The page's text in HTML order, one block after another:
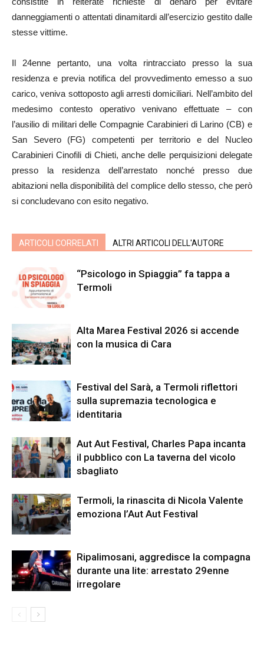
danneggiamenti o attentati dinamitardi all’esercizio gestito dalle
stesse vittime.
Il 24enne pertanto, una volta rintracciato presso la sua
residenza e previa notifica del provvedimento emesso a suo
carico, veniva sottoposto agli arresti domiciliari. Nell’ambito del
medesimo contesto operativo venivano effettuate – con
l’ausilio di militari delle Compagnie Carabinieri di Larino (CB) e
San Severo (FG) competenti per territorio e del Nucleo
Carabinieri Cinofili di Chieti, anche delle perquisizioni delegate
presso la residenza dell’arrestato nonché presso due
abitazioni nella disponibilità del complice dello stesso, che però
si concludevano con esito negativo.
ARTICOLI CORRELATI ALTRI ARTICOLI DELL'AUTORE
“Psicologo in Spiaggia” fa tappa a
Termoli
Alta Marea Festival 2026 si accende
con la musica di Cara
Festival del Sarà, a Termoli riflettori
sulla supremazia tecnologica e
identitaria
Aut Aut Festival, Charles Papa incanta
il pubblico con La taverna del vicolo
sbagliato
Termoli, la rinascita di Nicola Valente
emoziona l’Aut Aut Festival
Ripalimosani, aggredisce la compagna
durante una lite: arrestato 29enne
irregolare